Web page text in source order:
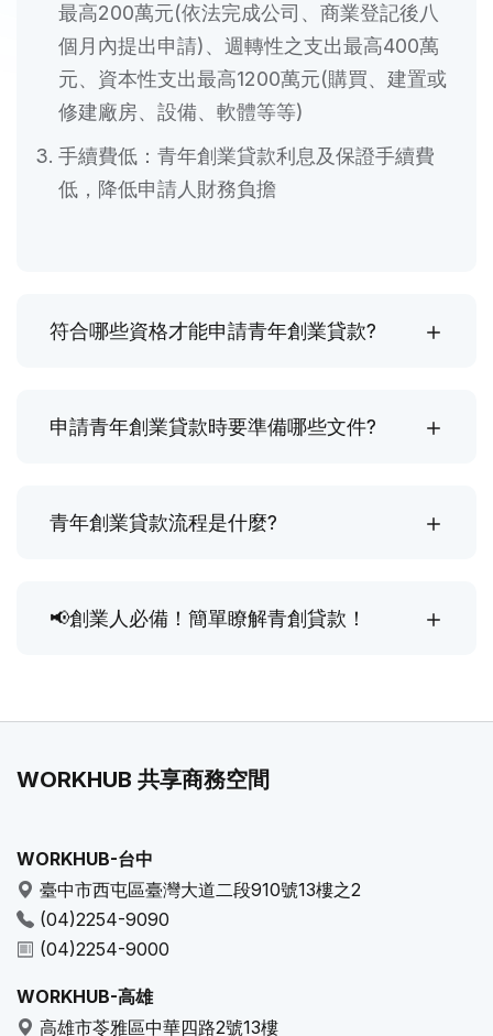
最高200萬元(依法完成公司、商業登記後八
個月內提出申請)、週轉性之支出最高400萬
元、資本性支出最高1200萬元(購買、建置或
修建廠房、設備、軟體等等)
手續費低：青年創業貸款利息及保證手續費
低，降低申請人財務負擔
符合哪些資格才能申請青年創業貸款?
申請青年創業貸款時要準備哪些文件?
青年創業貸款流程是什麼?
📢創業人必備！簡單瞭解青創貸款！
WORKHUB 共享商務空間
WORKHUB-台中
臺中市西屯區臺灣大道二段910號13樓之2
(04)2254-9090
(04)2254-9000
WORKHUB-高雄
高雄市苓雅區中華四路2號13樓